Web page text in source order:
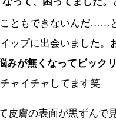
ともできないんだ……
ップに出会いました。
みが無くなってビックリ
ャイチャしてます笑
皮膚の表面が黒ずんで